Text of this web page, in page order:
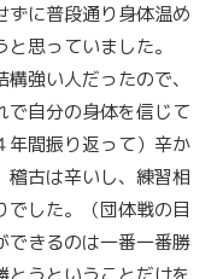
ずに普段通り身体温め
思っていました。
強い人だったので、
で自分の身体を信じて
年間振り返って）辛か
稽古は辛いし、練習相
でした。（団体戦の目
できるのは一番一番勝